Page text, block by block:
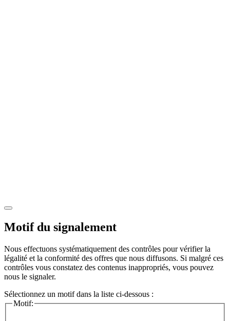
Motif du signalement
Nous effectuons systématiquement des contrôles pour vérifier la
légalité et la conformité des offres que nous diffusons. Si malgré ces
contrôles vous constatez des contenus inappropriés, vous pouvez
nous le signaler.
Sélectionnez un motif dans la liste ci-dessous :
Motif: